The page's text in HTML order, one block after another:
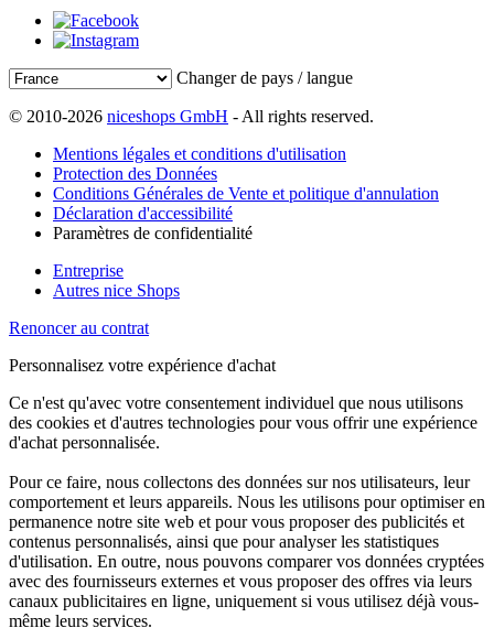
Changer de pays / langue
© 2010-2026 niceshops GmbH - All rights reserved.
Mentions légales et conditions d'utilisation
Protection des Données
Conditions Générales de Vente et politique d'annulation
Déclaration d'accessibilité
Paramètres de confidentialité
Entreprise
Autres nice Shops
Renoncer au contrat
Personnalisez votre expérience d'achat
Ce n'est qu'avec votre consentement individuel que nous utilisons
des cookies et d'autres technologies pour vous offrir une expérience
d'achat personnalisée.
Pour ce faire, nous collectons des données sur nos utilisateurs, leur
comportement et leurs appareils. Nous les utilisons pour optimiser en
permanence notre site web et pour vous proposer des publicités et
contenus personnalisés, ainsi que pour analyser les statistiques
d'utilisation. En outre, nous pouvons comparer vos données cryptées
avec des fournisseurs externes et vous proposer des offres via leurs
canaux publicitaires en ligne, uniquement si vous utilisez déjà vous-
même leurs services.